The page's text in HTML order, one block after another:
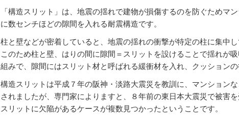
「構造スリット」は、地震の揺れで建物が損傷するのを防ぐためマ
に数センチほどの隙間を入れる耐震構造です。
柱と壁などが密着していると、地震の揺れの衝撃が特定の柱に集中
このため柱と壁、はりの間に隙間＝スリットを設けることで揺れが
組みで、隙間にはスリット材と呼ばれる緩衝材を入れ、クッションの
構造スリットは平成７年の阪神・淡路大震災を教訓に、マンション
されましたが、専門家によりますと、８年前の東日本大震災で被害
スリットに欠陥があるケースが複数見つかったということです。